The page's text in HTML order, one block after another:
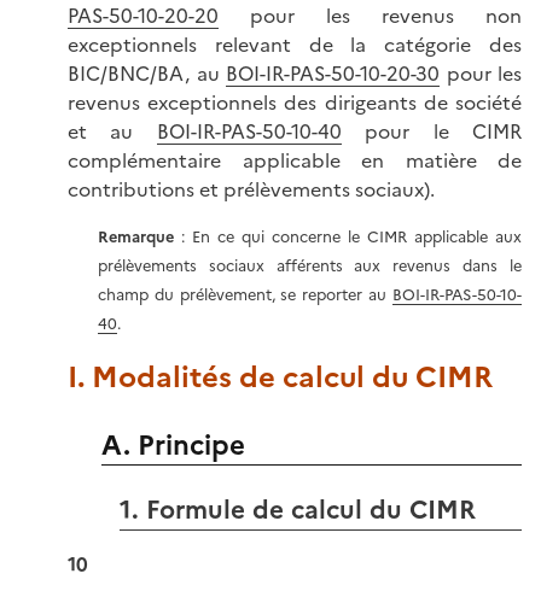
PAS-50-10-20-20 pour les revenus non
exceptionnels relevant de la catégorie des
BIC/BNC/BA, au BOI-IR-PAS-50-10-20-30 pour les
revenus exceptionnels des dirigeants de société
et au BOI-IR-PAS-50-10-40 pour le CIMR
complémentaire applicable en matière de
contributions et prélèvements sociaux).
Remarque : En ce qui concerne le CIMR applicable aux
prélèvements sociaux afférents aux revenus dans le
champ du prélèvement, se reporter au BOI-IR-PAS-50-10-
40.
I. Modalités de calcul du CIMR
A. Principe
1. Formule de calcul du CIMR
10